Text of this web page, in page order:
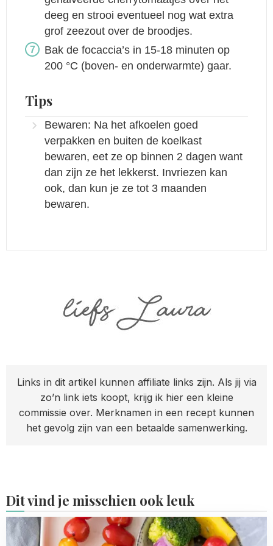
deeg en strooi eventueel nog wat extra
grof zeezout over de broodjes.
Bak de focaccia’s in 15-18 minuten op
200 °C (boven- en onderwarmte) gaar.
Tips
Bewaren: Na het afkoelen goed
verpakken en buiten de koelkast
bewaren, eet ze op binnen 2 dagen want
dan zijn ze het lekkerst. Invriezen kan
ook, dan kun je ze tot 3 maanden
bewaren.
Links in dit artikel kunnen affiliate links zijn. Als jij via
zo’n link iets koopt, krijg ik hier een kleine
commissie over. Merknamen in een recept kunnen
het gevolg zijn van een betaalde samenwerking.
Dit vind je misschien ook leuk
Read
more